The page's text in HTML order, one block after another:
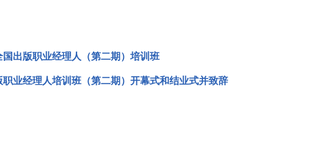
出版职业经理人（第二期）培训班
业经理人培训班（第二期）开幕式和结业式并致辞